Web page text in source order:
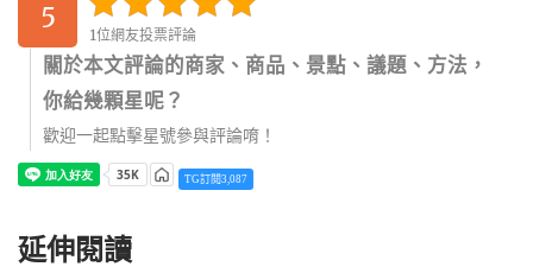
5
1位網友投票評論
關於本文評論的商家、商品、景點、議題、方法，
你給幾顆星呢？
歡迎一起點擊星號參與評論唷！
TG訂閱3,087
延伸閱讀